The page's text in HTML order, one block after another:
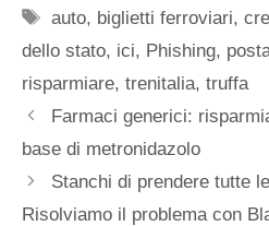
Tag
auto, biglietti ferroviari,
dello stato, ici, Phishing,
risparmiare, trenitalia, truffa
Farmaci generici:
base di metronidazolo
Stanchi di prendere tutte
Risolviamo il problema con